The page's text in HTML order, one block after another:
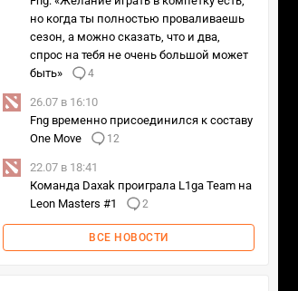
но когда ты полностью проваливаешь
сезон, а можно сказать, что и два,
спрос на тебя не очень большой может
быть»
4
26.07 в 16:10
Fng временно присоединился к составу
One Move
12
22.07 в 18:41
Команда Daxak проиграла L1ga Team на
Leon Masters #1
2
ВСЕ НОВОСТИ